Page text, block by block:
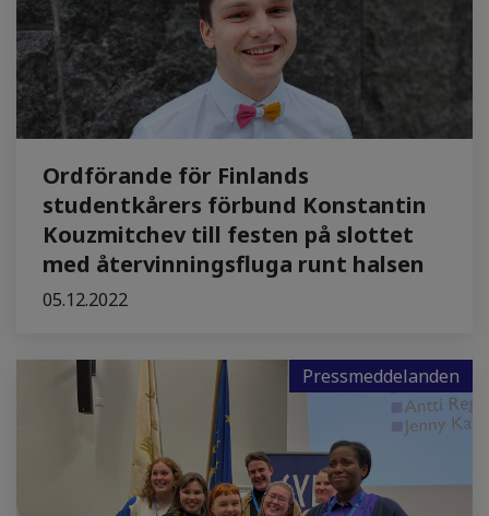
Ordförande för Finlands
studentkårers förbund Konstantin
Kouzmitchev till festen på slottet
med återvinningsfluga runt halsen
05.12.2022
Pressmeddelanden